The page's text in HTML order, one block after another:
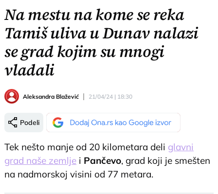
Na mestu na kome se reka
Tamiš uliva u Dunav nalazi
se grad kojim su mnogi
vladali
Aleksandra Blažević 21/04/24 | 18:30
Podeli
Tek nešto manje od 20 kilometara deli glavni
grad naše zemlje i Pančevo, grad koji je smešten
na nadmorskoj visini od 77 metara.